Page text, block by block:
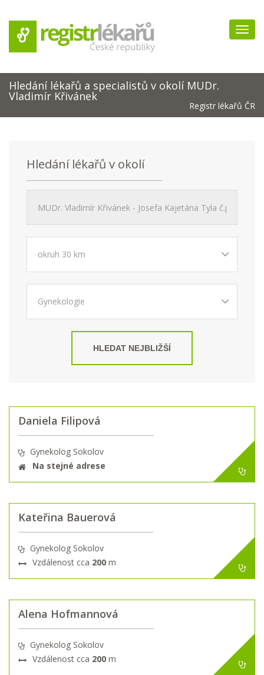
Hledání lékařů a specialistů v okolí MUDr.
Vladimír Křivánek
Registr lékařů ČR
Hledání lékařů v okolí
HLEDAT NEJBLIŽŠÍ
Daniela Filipová
Gynekolog Sokolov
Na stejné adrese
Kateřina Bauerová
Gynekolog Sokolov
Vzdálenost cca 200 m
Alena Hofmannová
Gynekolog Sokolov
Vzdálenost cca 200 m